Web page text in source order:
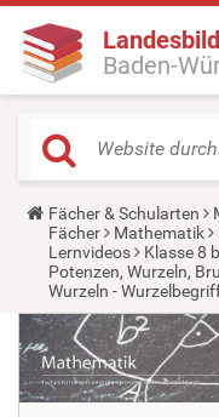
Baden-
Y
o
u
a
r
e
h
e
r
e
:
Fächer & Schularten
Fächer
Mathematik
Lernvideos
Klasse 8
Potenzen, Wurzeln,
Wurzeln -